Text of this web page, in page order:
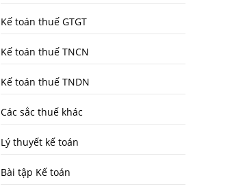
Kế toán thuế GTGT
Kế toán thuế TNCN
Kế toán thuế TNDN
Các sắc thuế khác
Lý thuyết kế toán
Bài tập Kế toán